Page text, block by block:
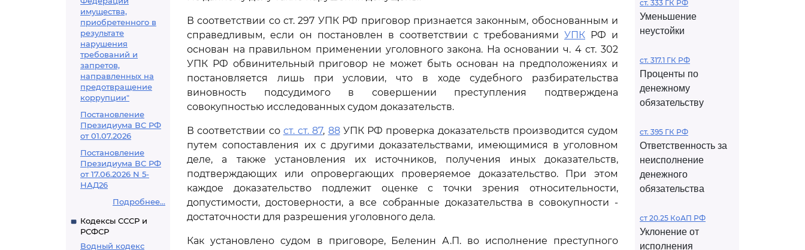
имущества,
приобретенного в
результате
нарушения
требований и
запретов,
направленных на
предотвращение
коррупции"
Постановление
Президиума ВС РФ
от 01.07.2026
Постановление
Президиума ВС РФ
от 17.06.2026 N 5-
НАД26
Подробнее...
Кодексы СССР и
РСФСР
Водный кодекс
В соответствии со ст. 297 УПК РФ приговор признается законным, обоснованным и
справедливым, если он постановлен в соответствии с требованиями УПК РФ и
основан на правильном применении уголовного закона. На основании ч. 4 ст. 302
УПК РФ обвинительный приговор не может быть основан на предположениях и
постановляется лишь при условии, что в ходе судебного разбирательства
виновность подсудимого в совершении преступления подтверждена
совокупностью исследованных судом доказательств.
В соответствии со ст. ст. 87, 88УПК РФ проверка доказательств производится судом
путем сопоставления их с другими доказательствами, имеющимися в уголовном
деле, а также установления их источников, получения иных доказательств,
подтверждающих или опровергающих проверяемое доказательство. При этом
каждое доказательство подлежит оценке с точки зрения относительности,
допустимости, достоверности, а все собранные доказательства в совокупности -
достаточности для разрешения уголовного дела.
Как установлено судом в приговоре, Беленин А.П. во исполнение преступного
ст. 333 ГК РФ
Уменьшение
неустойки
ст. 317.1 ГК РФ
Проценты по
денежному
обязательству
ст. 395 ГК РФ
Ответственность за
неисполнение
денежного
обязательства
ст 20.25 КоАП РФ
Уклонение от
исполнения